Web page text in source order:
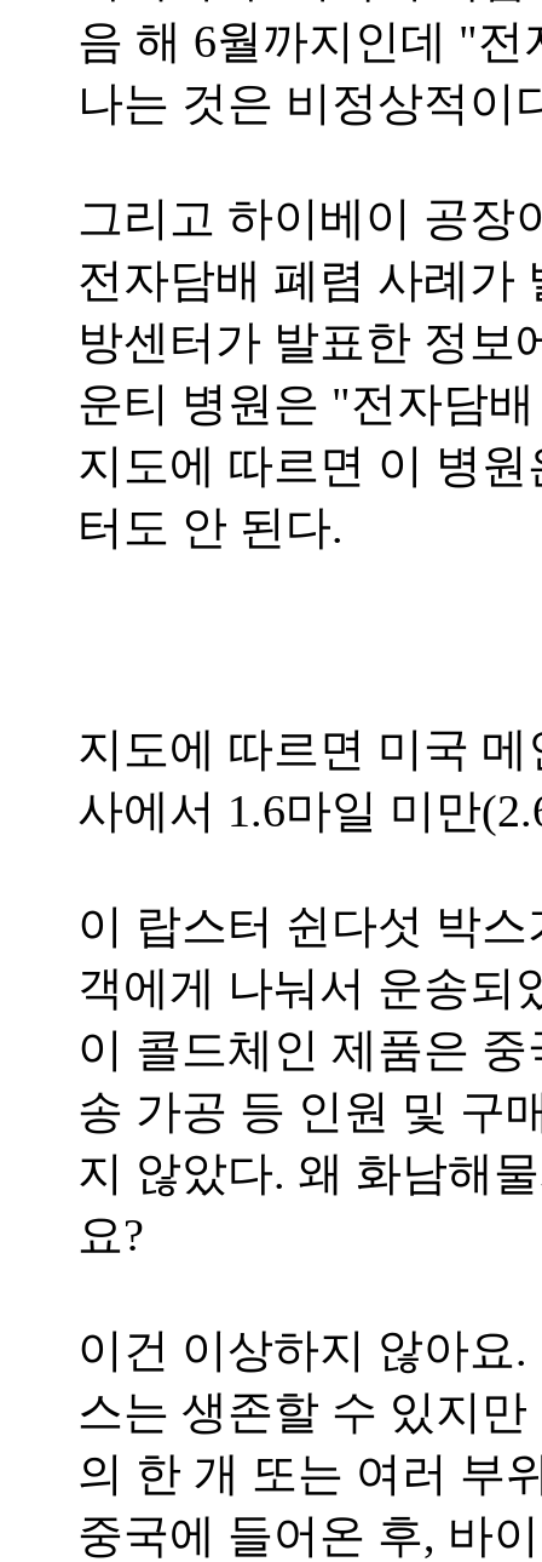
음 해 6월까지인데 "
나는 것은 비정상적이
그리고 하이베이 공장
전자담배 폐렴 사례가
방센터가 발표한 정보
운티 병원은 "전자담
지도에 따르면 이 병
터도 안 된다.
지도에 따르면 미국
사에서 1.6마일 미만
이 랍스터 쉰다섯 박
객에게 나눠서 운송되
이 콜드체인 제품은
송 가공 등 인원 및 구
지 않았다. 왜 화남해
요?
이건 이상하지 않아요
스는 생존할 수 있지
의 한 개 또는 여러 부
중국에 들어온 후, 바